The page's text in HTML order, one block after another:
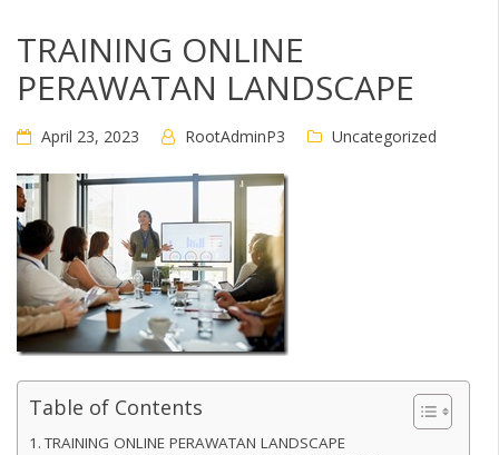
TRAINING ONLINE
PERAWATAN LANDSCAPE
April 23, 2023 RootAdminP3 Uncategorized
Table of Contents
TRAINING ONLINE PERAWATAN LANDSCAPE